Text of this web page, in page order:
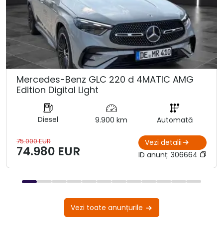
Mercedes-Benz GLC 220 d 4MATIC AMG
Edition Digital Light
Diesel 9.900 km Automată
75.000 EUR
74.980 EUR
Vezi detalii
ID anunț: 306664
Vezi toate anunțurile